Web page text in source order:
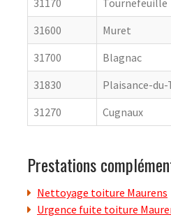
31170
Tournefeuille
31600
Muret
31700
Blagnac
31830
Plaisance-du-
31270
Cugnaux
Prestations
Nettoyage toiture Maurens
Urgence fuite toiture